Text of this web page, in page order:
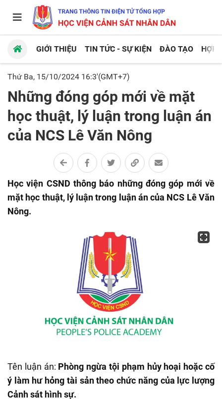
GIỚI THIỆU TIN TỨC - SỰ KIỆN ĐÀO TẠO HỢP
Thứ Ba, 15/10/2024 16:3'(GMT+7)
Những đóng góp mới về mặt
học thuật, lý luận trong luận án
của NCS Lê Văn Nông
Học viện CSND thông báo những đóng góp mới về
mặt học thuật, lý luận trong luận án của NCS Lê Văn
Nông.
Tên luận án: Phòng ngừa tội phạm hủy hoại hoặc cố
ý làm hư hỏng tài sản theo chức năng của lực lượng
Cảnh sát hình sự.